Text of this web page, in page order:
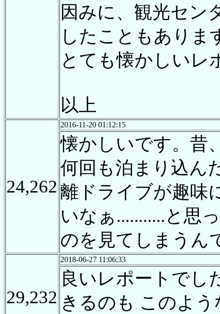
因みに、観光セン
したこともありま
とても懐かしいレ
以上
24,262
2016-11-20 01:12:15
懐かしいです。昔
何回も泊まり込ん
離ドライブが趣味
いなぁ...........と思
のを見てしまうん
29,232
2018-06-27 11:06:33
良いレポートでし
きるのも このよ